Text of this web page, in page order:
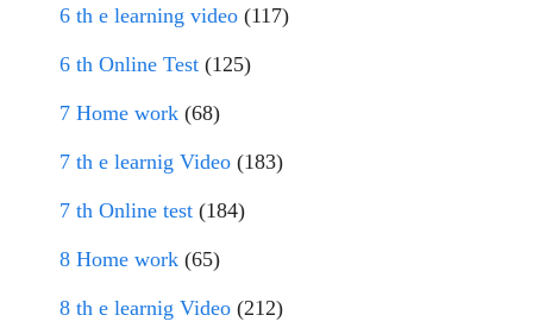
6 th e learning video (117)
6 th Online Test (125)
7 Home work (68)
7 th e learnig Video (183)
7 th Online test (184)
8 Home work (65)
8 th e learnig Video (212)